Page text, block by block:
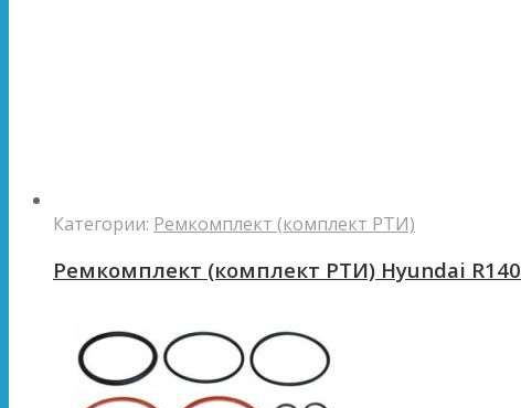
Категории: Ремкомплект (комплект РТИ)
Ремкомплект (комплект РТИ) Hyundai